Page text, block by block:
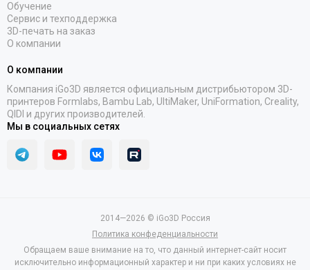
Обучение
Сервис и техподдержка
3D-печать на заказ
О компании
О компании
Компания iGo3D является официальным дистрибьютором 3D-
принтеров Formlabs, Bambu Lab, UltiMaker, UniFormation, Creality,
QIDI и других производителей.
Мы в социальных сетях
2014—2026 © iGo3D Россия
Политика конфеденциальности
Обращаем ваше внимание на то, что данный интернет-сайт носит
исключительно информационный характер и ни при каких условиях не